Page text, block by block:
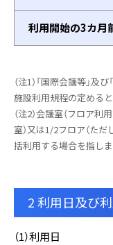
利用開始の3カ月
（注1）「国際会議等」
施設利用規程の定めると
（注2）会議室（フロア
室）又は1/2フロア（た
括利用する場合を指しま
2 利用日及び
（1）利用日